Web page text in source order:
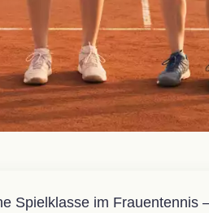
Spielklasse im